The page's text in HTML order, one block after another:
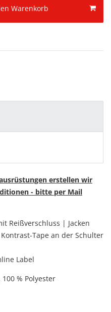
Warenkorb
erstellen wir
- bitte per Mail
Reißverschluss | Jacken
Tape an der Schulter
Label
100 % Polyester